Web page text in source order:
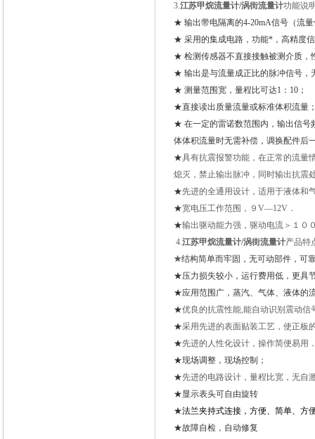
3.江苏甲烷流量计/涡街流量计功能说
★ 输出带电隔离的4-20mA信号（流
★ 采用的集成电路，功能*，高精度
★ 检测传感器不直接接触被测介质，
★ 输出是与流量成正比的脉冲信号，
★ 测量范围宽，量程比可达1：10；
★直接读出质量流量或标准体积流量
★ 在一定的雷诺数范围内，输出信
体体积流量时无需补偿，调换配件后
★具有抗震报警功能，在正常的流量
熄灭，禁止输出脉冲，同时输出抗震
★先进的全通用设计，适用于液体和
★宽电压工作范围，９V—12V．
★输出驱动能力强，驱动电流＞１０
4.江苏甲烷流量计/涡街流量计产品特
★结构简单而牢固，无可动部件，可
★压力损失较小，运行费用低，更具
★应用范围广，蒸汽、气体、液体的
★优良的抗震性能,能自动识别震动信
★采用先进的表面贴装工艺，使正板
★先进的人性化设计，操作简便易用
★现场调整，现场控制；
★先进的电路设计，量程比宽，无自
★显示表头可自由旋转
★法兰夹持式连接，方便、简单、方
★故障自检，自动修复